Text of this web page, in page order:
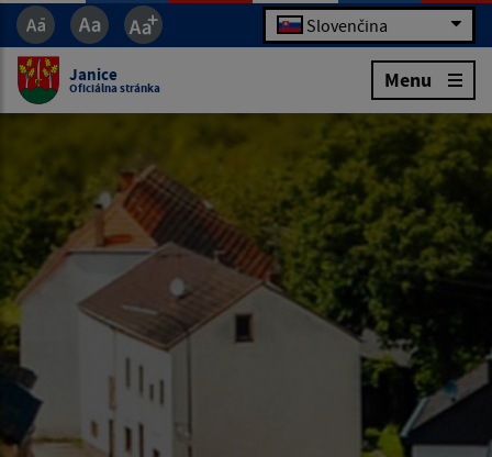
Slovenčina
Janice
Oficiálna stránka Menu